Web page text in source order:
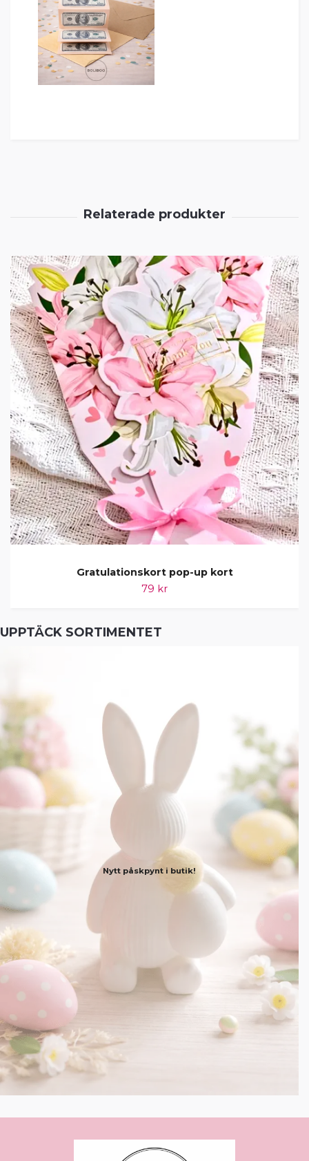
UPPTÄCK SORTIMENTET
Nytt påskpynt i butik!
Gratulationskort pop-up kort
79 kr